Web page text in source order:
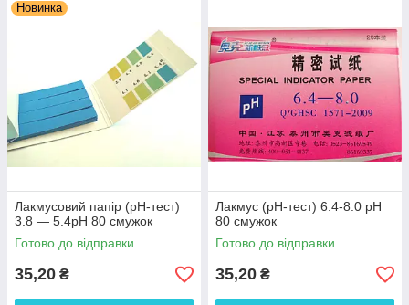
Новинка
Лакмусовий папір (рН-тест)
3.8 — 5.4рН 80 смужок
Готово до відправки
35,20 ₴
Лакмус (рН-тест) 6.4-8.0 рН
80 смужок
Готово до відправки
35,20 ₴